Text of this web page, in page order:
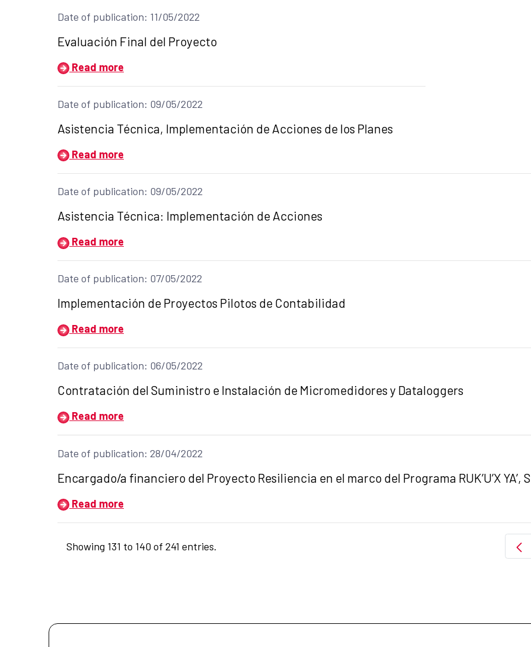
Date of publication: 11/05/2022
Title of the announcement:
Evaluación Final del Proyecto
Read more
Date of publication: 09/05/2022
Title of the announcement:
Asistencia Técnica, Implementación de Acciones de los Planes
Read more
Date of publication: 09/05/2022
Title of the announcement:
Asistencia Técnica: Implementación de Acciones
Read more
Date of publication: 07/05/2022
Title of the announcement:
Implementación de Proyectos Pilotos de Contabilidad
Read more
Date of publication: 06/05/2022
Title of the announcement:
Contratación del Suministro e Instalación de Micromedidores y Dataloggers
Read more
Date of publication: 28/04/2022
Title of the announcement:
Encargado/a financiero del Proyecto Resiliencia en el marco del Programa RUK’U’X YA’,
Read more
Showing 131 to 140 of 241 entries.